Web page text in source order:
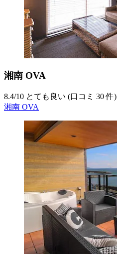
湘南 OVA
8.4/10 とても良い (口コミ 30 件)
湘南 OVA